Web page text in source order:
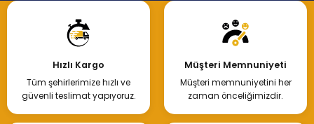
Hızlı Kargo
Tüm şehirlerimize hızlı ve
güvenli teslimat yapıyoruz.
Müşteri Memnuniyeti
Müşteri memnuniyetini her
zaman önceliğimizdir.